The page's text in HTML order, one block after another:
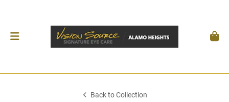
Back to Collection